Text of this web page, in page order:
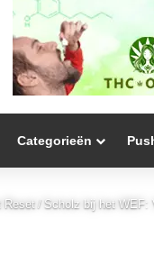
Categorieën
Reset / Scholz bij het WEF: